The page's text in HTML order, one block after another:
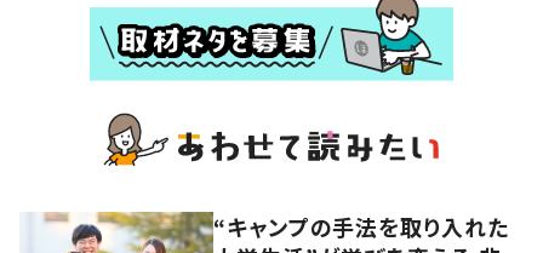
“キャンプの手法を取り入れた